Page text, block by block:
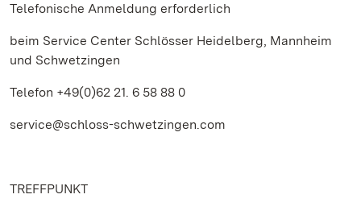
Telefonische Anmeldung erforderlich
beim Service Center Schlösser Heidelberg, Mannheim
und Schwetzingen
Telefon +49(0)62 21. 6 58 88 0
service@schloss-schwetzingen.com
TREFFPUNKT